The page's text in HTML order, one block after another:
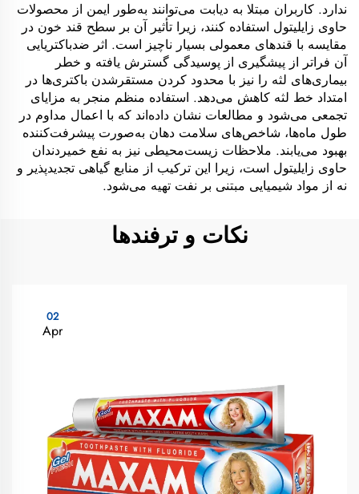
ندارد. کاربران مبتلا به دیابت می‌توانند به‌طور ایمن از محصولات
حاوی زایلیتول استفاده کنند، زیرا تأثیر آن بر سطح قند خون در
مقایسه با قندهای معمولی بسیار ناچیز است. اثر ضدباکتریایی
آن فراتر از پیشگیری از پوسیدگی گسترش یافته و خطر
بیماری‌های لثه را نیز با محدود کردن مستقرشدن باکتری‌ها در
امتداد خط لثه کاهش می‌دهد. استفاده منظم منجر به مزایای
تجمعی می‌شود و مطالعات نشان داده‌اند که با اعمال مداوم در
طول ماه‌ها، شاخص‌های سلامت دهان به‌صورت پیشرفت‌کننده
بهبود می‌یابند. ملاحظات زیست‌محیطی نیز به نفع خمیردندان
حاوی زایلیتول است، زیرا این ترکیب از منابع گیاهی تجدیدپذیر و
نه از مواد شیمیایی مبتنی بر نفت تهیه می‌شود.
نکات و ترفندها
02
Apr